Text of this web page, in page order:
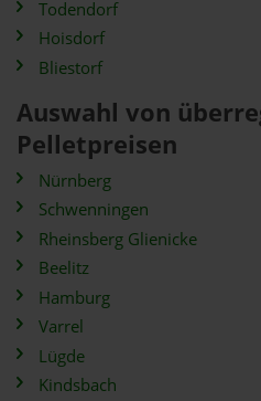
Todendorf
Hoisdorf
Bliestorf
Auswahl von
Pelletpreisen
Nürnberg
Schwenningen
Rheinsberg Glienicke
Beelitz
Hamburg
Varrel
Lügde
Kindsbach